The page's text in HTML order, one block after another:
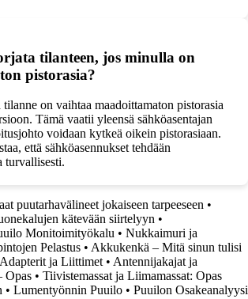
tilanteen, jos minulla on
pistorasia?
tilanne on vaihtaa maadoittamaton pistorasia
Tämä vaatii yleensä sähköasentajan
voidaan kytkeä oikein pistorasiaan.
että sähköasennukset tehdään
turvallisesti.
puutarhavälineet jokaiseen tarpeeseen •
kätevään siirtelyyn •
Monitoimityökalu • Nukkaimuri ja
Pelastus • Akkukenkä – Mitä sinun tulisi
ja Liittimet • Antennijakajat ja
Opas • Tiivistemassat ja Liimamassat: Opas
• Lumentyönnin Puuilo • Puuilon Osakeanalyysi